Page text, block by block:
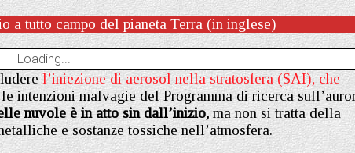
a tutto campo del pianeta Terra (in inglese)
Loading...
l’iniezione di aerosol nella stratosfera (SAI), che
intenzioni malvagie del Programma di ricerca
nuvole è in atto sin dall’inizio,ma non si tratta della
e sostanze tossiche nell’atmosfera.